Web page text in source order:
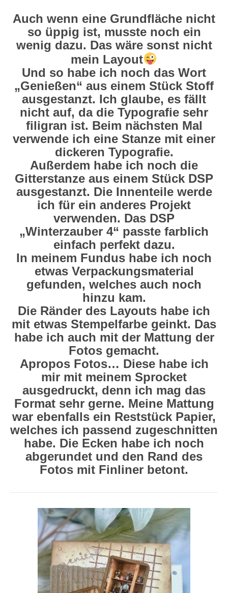
Auch wenn eine Grundfläche nicht
so üppig ist, musste noch ein
wenig dazu. Das wäre sonst nicht
mein Layout
Und so habe ich noch das Wort
„Genießen“ aus einem Stück Stoff
ausgestanzt. Ich glaube, es fällt
nicht auf, da die Typografie sehr
filigran ist. Beim nächsten Mal
verwende ich eine Stanze mit einer
dickeren Typografie.
Außerdem habe ich noch die
Gitterstanze aus einem Stück DSP
ausgestanzt. Die Innenteile werde
ich für ein anderes Projekt
verwenden. Das DSP
„Winterzauber 4“ passte farblich
einfach perfekt dazu.
In meinem Fundus habe ich noch
etwas Verpackungsmaterial
gefunden, welches auch noch
hinzu kam.
Die Ränder des Layouts habe ich
mit etwas Stempelfarbe geinkt. Das
habe ich auch mit der Mattung der
Fotos gemacht.
Apropos Fotos… Diese habe ich
mir mit meinem Sprocket
ausgedruckt, denn ich mag das
Format sehr gerne. Meine Mattung
war ebenfalls ein Reststück Papier,
welches ich passend zugeschnitten
habe. Die Ecken habe ich noch
abgerundet und den Rand des
Fotos mit Finliner betont.